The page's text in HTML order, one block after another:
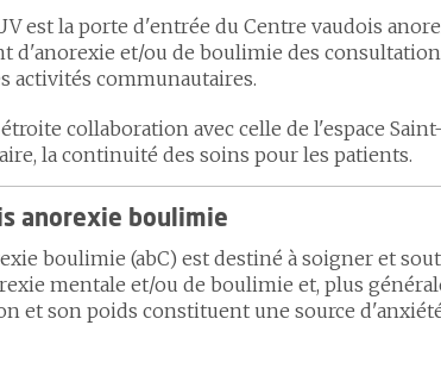
est la porte d'entrée du Centre vaudois
d'anorexie et/ou de boulimie des
activités communautaires.
collaboration avec celle de l'espace
la continuité des soins pour les patients.
anorexie boulimie
boulimie (abC) est destiné à soigner et
mentale et/ou de boulimie et, plus
et son poids constituent une source